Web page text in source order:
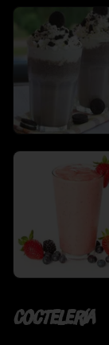
Coctelería